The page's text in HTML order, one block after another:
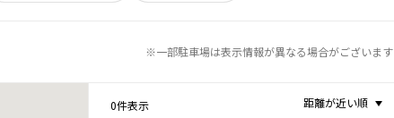
※一部駐車場は表示情報が異なる場合がございます
0件表示 距離が近い順